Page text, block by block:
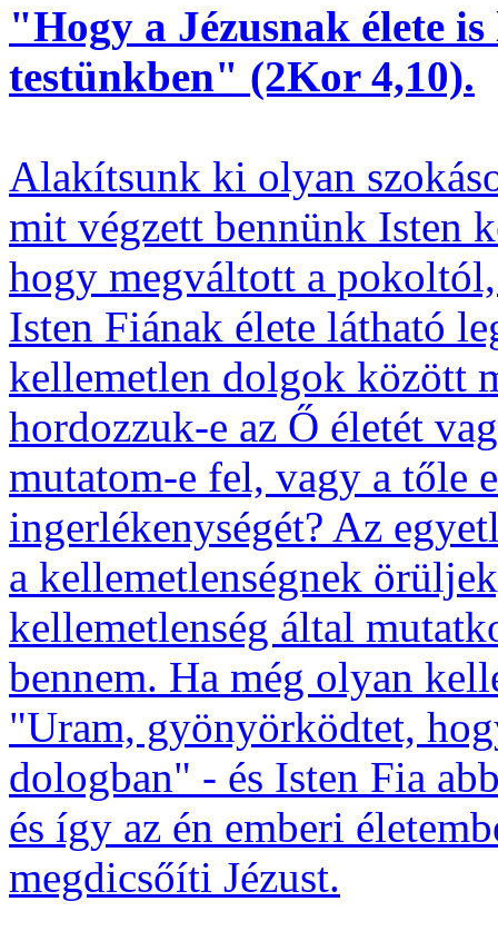
"Hogy a Jézusnak élete
testünkben" (2Kor 4,10).
Alakítsunk ki olyan
mit végzett bennünk Isten
hogy megváltott a
Isten Fiának élete látható
kellemetlen dolgok között
hordozzuk-e az Ő életét
mutatom-e fel, vagy a tőle
ingerlékenységét? Az
a kellemetlenségnek
kellemetlenség által
bennem. Ha még olyan
"Uram, gyönyörködtet,
dologban" - és Isten Fia
és így az én emberi
megdicsőíti Jézust.